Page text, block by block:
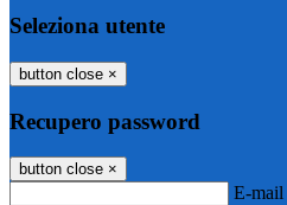
Seleziona utente
button close ×
Recupero password
button close ×
E-mail